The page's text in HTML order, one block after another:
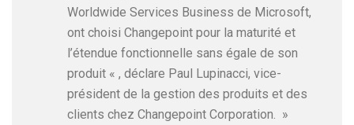
Worldwide Services Business de Microsoft,
ont choisi Changepoint pour la maturité et
l’étendue fonctionnelle sans égale de son
produit « , déclare Paul Lupinacci, vice-
président de la gestion des produits et des
clients chez Changepoint Corporation. »